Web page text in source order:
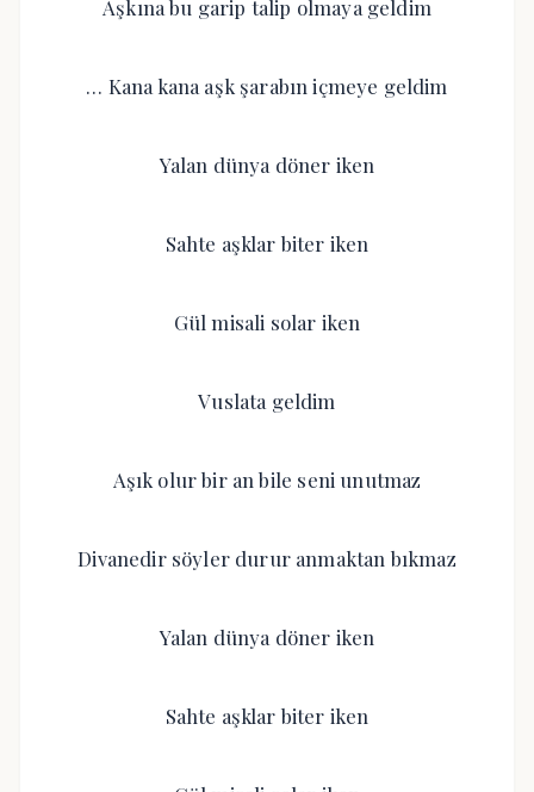
Aşkına bu garip talip olmaya geldim
… Kana kana aşk şarabın içmeye geldim
Yalan dünya döner iken
Sahte aşklar biter iken
Gül misali solar iken
Vuslata geldim
Aşık olur bir an bile seni unutmaz
Divanedir söyler durur anmaktan bıkmaz
Yalan dünya döner iken
Sahte aşklar biter iken